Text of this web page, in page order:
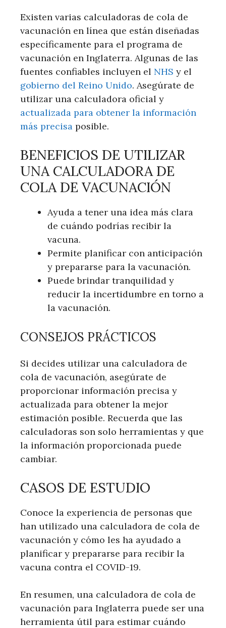
Existen varias calculadoras de cola de
vacunación en línea que están diseñadas
específicamente para el programa de
vacunación en Inglaterra. Algunas de las
fuentes confiables incluyen el NHS y el
gobierno del Reino Unido. Asegúrate de
utilizar una calculadora oficial y
actualizada para obtener la información
más precisa posible.
BENEFICIOS DE UTILIZAR
UNA CALCULADORA DE
COLA DE VACUNACIÓN
Ayuda a tener una idea más clara
de cuándo podrías recibir la
vacuna.
Permite planificar con anticipación
y prepararse para la vacunación.
Puede brindar tranquilidad y
reducir la incertidumbre en torno a
la vacunación.
CONSEJOS PRÁCTICOS
Si decides utilizar una calculadora de
cola de vacunación, asegúrate de
proporcionar información precisa y
actualizada para obtener la mejor
estimación posible. Recuerda que las
calculadoras son solo herramientas y que
la información proporcionada puede
cambiar.
CASOS DE ESTUDIO
Conoce la experiencia de personas que
han utilizado una calculadora de cola de
vacunación y cómo les ha ayudado a
planificar y prepararse para recibir la
vacuna contra el COVID-19.
En resumen, una calculadora de cola de
vacunación para Inglaterra puede ser una
herramienta útil para estimar cuándo